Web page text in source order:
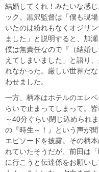
結婚してくれ！みたいな感
ック。黒沢監督は「僕も現
いたのは紛れもなくオジサ
ました」と説明すると、加
僕は無責任なので『（結婚
えてしまいました」と語り
れなかった。厳しい世界だ
わせました。
一方、柄本はホテルのエレ
らいで止まってしまって。
～40分ぐらい閉じ込められ
の『時生～！』という声が
エピソードを披露。その柄
れていたそうだが、前田は
に行こうと伝達係をお願い